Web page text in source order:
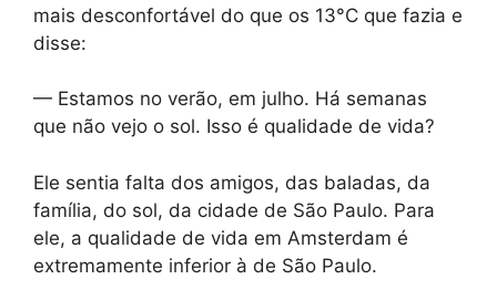
mais desconfortável do que os 13°C que fazia e
disse:
— Estamos no verão, em julho. Há semanas
que não vejo o sol. Isso é qualidade de vida?
Ele sentia falta dos amigos, das baladas, da
família, do sol, da cidade de São Paulo. Para
ele, a qualidade de vida em Amsterdam é
extremamente inferior à de São Paulo.